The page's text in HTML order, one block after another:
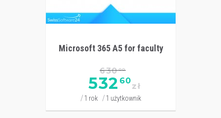
Microsoft 365 A5 for faculty
63000
532 60
zł
1 rok 1 użytkownik